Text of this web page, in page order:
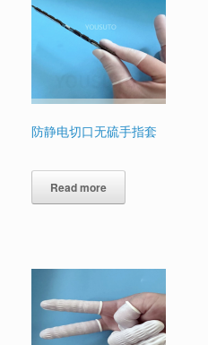
防静电切口无硫手指套
Read more